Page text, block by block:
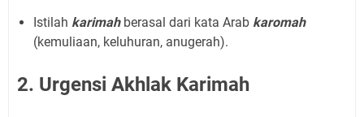
Istilah karimahberasal dari kata Arab karomah
(kemuliaan, keluhuran, anugerah).
2. Urgensi Akhlak Karimah